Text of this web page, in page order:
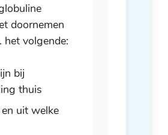
doornemen
volgende:
bij
thuis
uit welke